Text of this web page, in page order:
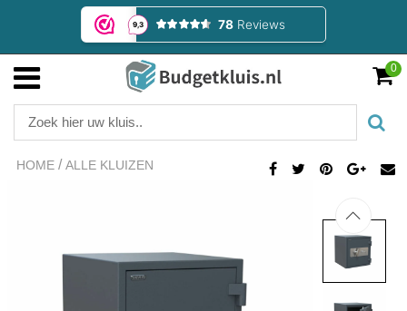
0
HOME / ALLE KLUIZEN